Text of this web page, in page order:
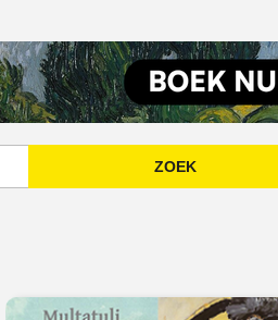
Nog geen account, meld jehier aan.
ZOEK